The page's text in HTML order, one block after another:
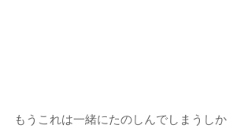
もうこれは一緒にたのしんでしまうしか